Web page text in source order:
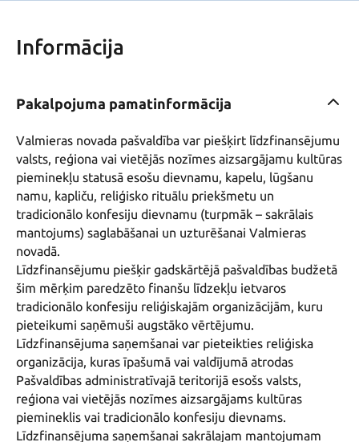
Informācija
Pakalpojuma pamatinformācija
Valmieras novada pašvaldība var piešķirt līdzfinansējumu
valsts, reģiona vai vietējās nozīmes aizsargājamu kultūras
pieminekļu statusā esošu dievnamu, kapelu, lūgšanu
namu, kapliču, reliģisko rituālu priekšmetu un
tradicionālo konfesiju dievnamu (turpmāk – sakrālais
mantojums) saglabāšanai un uzturēšanai Valmieras
novadā.
Līdzfinansējumu piešķir gadskārtējā pašvaldības budžetā
šim mērķim paredzēto finanšu līdzekļu ietvaros
tradicionālo konfesiju reliģiskajām organizācijām, kuru
pieteikumi saņēmuši augstāko vērtējumu.
Līdzfinansējuma saņemšanai var pieteikties reliģiska
organizācija, kuras īpašumā vai valdījumā atrodas
Pašvaldības administratīvajā teritorijā esošs valsts,
reģiona vai vietējās nozīmes aizsargājams kultūras
piemineklis vai tradicionālo konfesiju dievnams.
Līdzfinansējuma saņemšanai sakrālajam mantojumam